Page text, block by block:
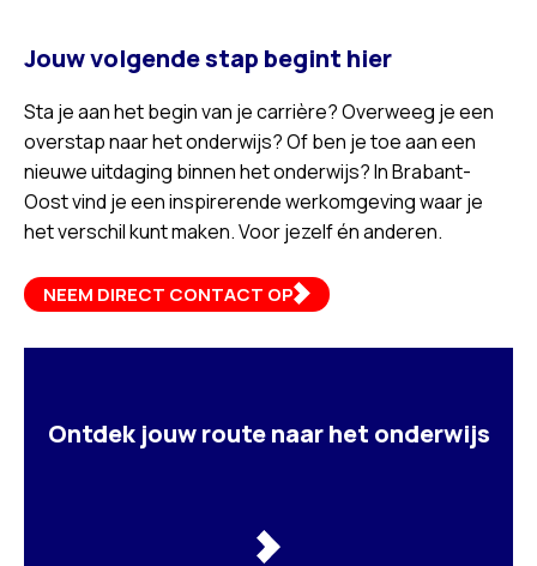
Jouw volgende stap begint hier
Sta je aan het begin van je carrière? Overweeg je een
overstap naar het onderwijs? Of ben je toe aan een
nieuwe uitdaging binnen het onderwijs? In Brabant-
Oost vind je een inspirerende werkomgeving waar je
het verschil kunt maken. Voor jezelf én anderen.
NEEM DIRECT CONTACT OP
Ontdek jouw route naar het onderwijs